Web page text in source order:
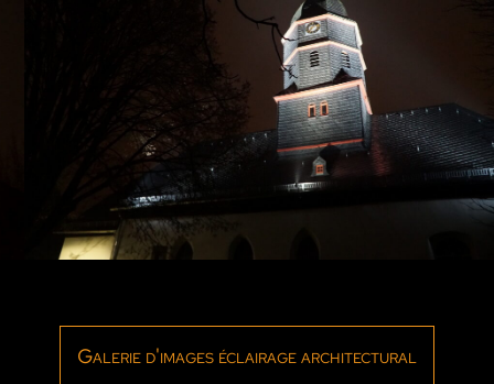
Galerie d'images éclairage architectural